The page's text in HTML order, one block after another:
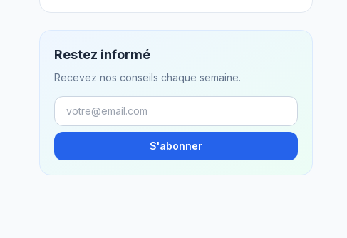
Restez informé
Recevez nos conseils chaque semaine.
S'abonner